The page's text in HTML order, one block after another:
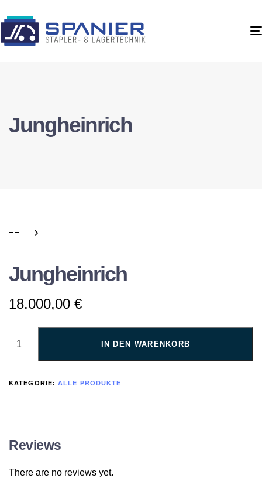
Jungheinrich
Jungheinrich
18.000,00 €
IN DEN WARENKORB
KATEGORIE:ALLE PRODUKTE
Reviews
There are no reviews yet.